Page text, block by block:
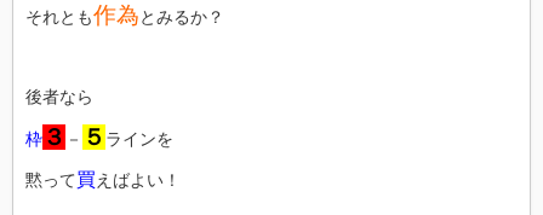
それとも作為とみるか？
後者なら
枠 ３ － ５ ラインを
黙って買えばよい！